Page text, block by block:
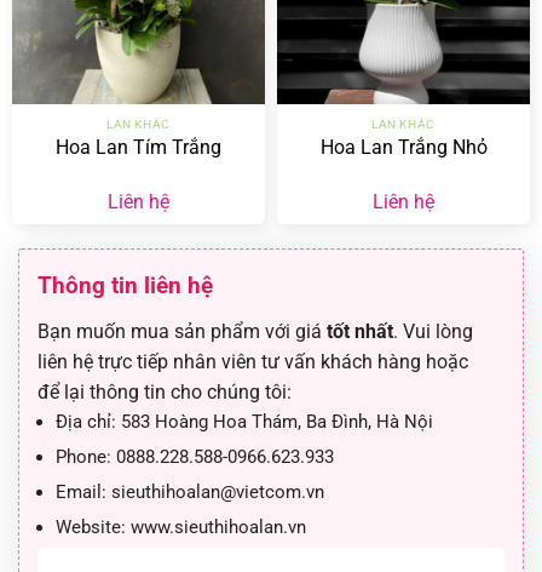
LAN KHÁC
Hoa Lan Tím Trắng
Liên hệ
LAN KHÁC
Hoa Lan Trắng Nhỏ
Liên hệ
Thông tin liên hệ
Bạn muốn mua sản phẩm với giá tốt nhất. Vui lòng
liên hệ trực tiếp nhân viên tư vấn khách hàng hoặc
để lại thông tin cho chúng tôi:
Địa chỉ: 583 Hoàng Hoa Thám, Ba Đình, Hà Nội
Phone: 0888.228.588-0966.623.933
Email: sieuthihoalan@vietcom.vn
Website: www.sieuthihoalan.vn